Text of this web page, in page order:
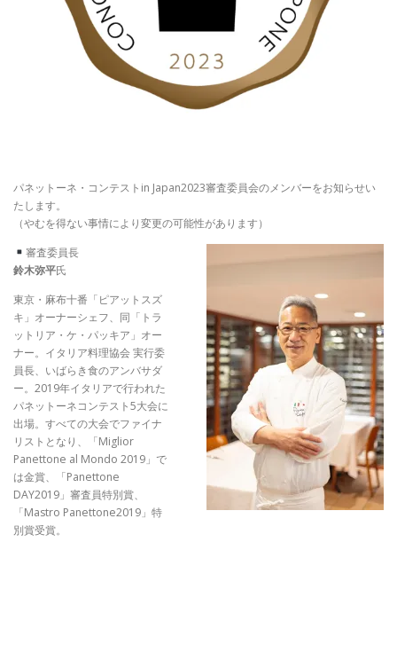
パネットーネ・コンテストin Japan2023審査委員会のメンバーをお知らせい
たします。
（やむを得ない事情により変更の可能性があります）
審査委員長
鈴木弥平氏
東京・麻布十番「ピアットスズ
キ」オーナーシェフ、同「トラ
ットリア・ケ・パッキア」オー
ナー。イタリア料理協会 実行委
員長、いばらき食のアンバサダ
ー。2019年イタリアで行われた
パネットーネコンテスト5大会に
出場。すべての大会でファイナ
リストとなり、「Miglior
Panettone al Mondo 2019」で
は金賞、「Panettone
DAY2019」審査員特別賞、
「Mastro Panettone2019」特
別賞受賞。